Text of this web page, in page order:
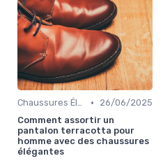
Chaussures Élégantes et de Cérémonie •
26/06/2025
Comment assortir un
pantalon terracotta pour
homme avec des chaussures
élégantes